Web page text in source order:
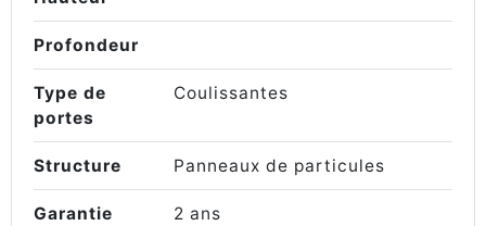
Profondeur
Type de
portes
Coulissantes
Structure Panneaux de particules
Garantie
2 ans